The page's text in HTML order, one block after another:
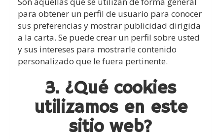
para obtener un perfil de usuario para conocer
sus preferencias y mostrar publicidad dirigida
a la carta. Se puede crear un perfil sobre usted
y sus intereses para mostrarle contenido
personalizado que le fuera pertinente.
3. ¿Qué cookies
utilizamos en este
sitio web?